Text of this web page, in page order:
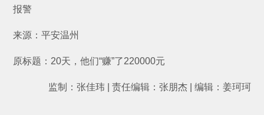
报警
来源：平安温州
原标题：20天，他们“赚”了220000元
监制：张佳玮 | 责任编辑：张朋杰 | 编辑：姜珂珂